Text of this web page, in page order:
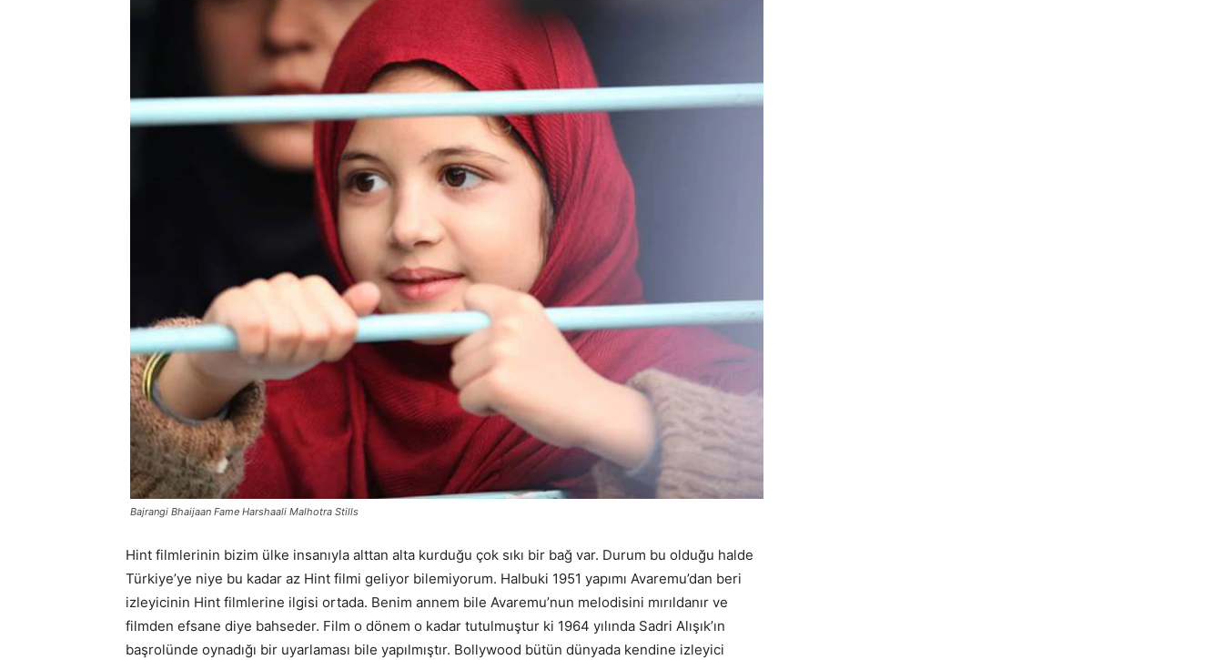
Bajrangi Bhaijaan Fame Harshaali Malhotra Stills
Hint filmlerinin bizim ülke insanıyla alttan alta kurduğu çok sıkı bir bağ var. Durum bu olduğu halde
Türkiye’ye niye bu kadar az Hint filmi geliyor bilemiyorum. Halbuki 1951 yapımı Avaremu’dan beri
izleyicinin Hint filmlerine ilgisi ortada. Benim annem bile Avaremu’nun melodisini mırıldanır ve
filmden efsane diye bahseder. Film o dönem o kadar tutulmuştur ki 1964 yılında Sadri Alışık’ın
başrolünde oynadığı bir uyarlaması bile yapılmıştır. Bollywood bütün dünyada kendine izleyici